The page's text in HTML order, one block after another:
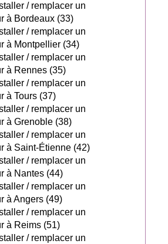
/ remplacer un
à Bordeaux (33)
/ remplacer un
à Montpellier (34)
/ remplacer un
à Rennes (35)
/ remplacer un
à Tours (37)
/ remplacer un
à Grenoble (38)
/ remplacer un
à Saint-Étienne (42)
/ remplacer un
à Nantes (44)
/ remplacer un
à Angers (49)
/ remplacer un
à Reims (51)
/ remplacer un